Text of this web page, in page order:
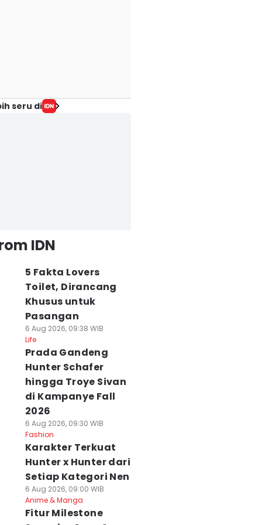
seru di
IDN
5 Fakta Lovers
Toilet, Dirancang
Khusus untuk
Pasangan
6 Aug 2026, 09:38 WIB
Life
Prada Gandeng
Hunter Schafer
hingga Troye Sivan
di Kampanye Fall
2026
6 Aug 2026, 09:30 WIB
Fashion
Karakter Terkuat
Hunter x Hunter dari
Setiap Kategori Nen
6 Aug 2026, 09:00 WIB
Anime & Manga
Fitur Milestone